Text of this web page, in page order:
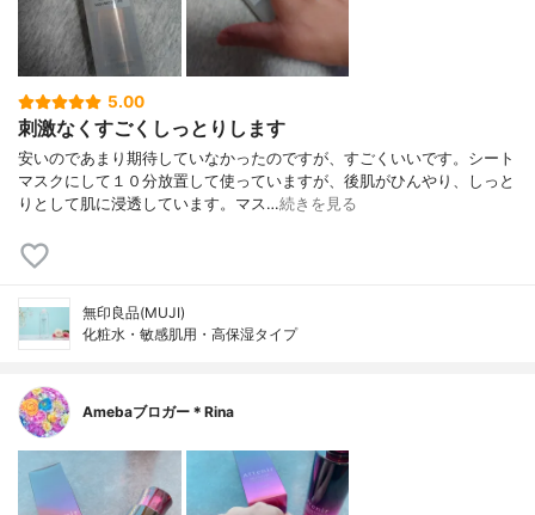
5.00
刺激なくすごくしっとりします
安いのであまり期待していなかったのですが、すごくいいです。シート
マスクにして１０分放置して使っていますが、後肌がひんやり、しっと
りとして肌に浸透しています。マス…続きを見る
無印良品(MUJI)
化粧水・敏感肌用・高保湿タイプ
Amebaブロガー＊Rina